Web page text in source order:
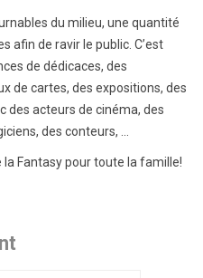
du milieu, une quantité
afin de ravir le public. C’est
de dédicaces, des
de cartes, des expositions, des
des acteurs de cinéma, des
des conteurs, ...
Fantasy pour toute la famille!